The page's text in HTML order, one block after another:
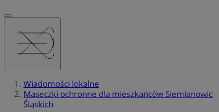
Wiadomości lokalne
Maseczki ochronne dla mieszkańców Siemianowic
Śląskich